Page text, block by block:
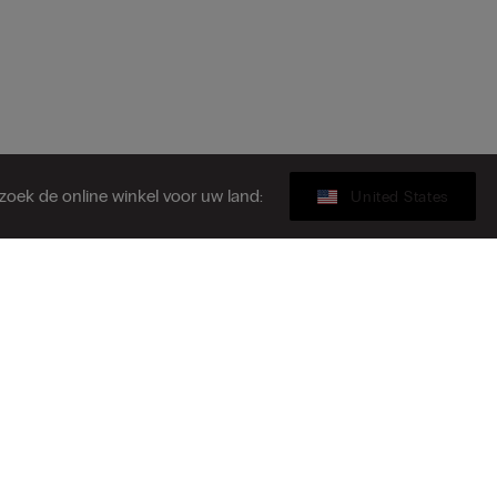
de online winkel voor uw land: United States